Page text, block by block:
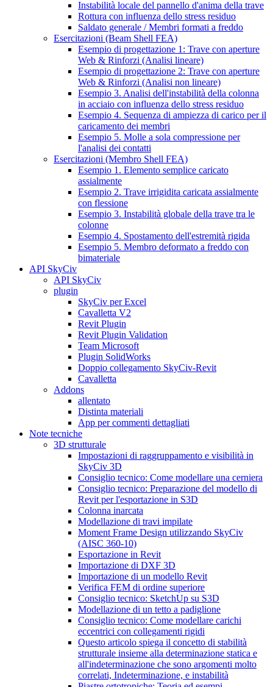
Instabilità locale del pannello d'anima della trave
Rottura con influenza dello stress residuo
Saldato generale / Membri formati a freddo
Esercitazioni (Beam Shell FEA)
Esempio di progettazione 1: Trave con aperture
Web & Rinforzi (Analisi lineare)
Esempio di progettazione 2: Trave con aperture
Web & Rinforzi (Analisi non lineare)
Esempio 3. Analisi dell'instabilità della colonna
in acciaio con influenza dello stress residuo
Esempio 4. Sequenza di ampiezza di carico per il
caricamento dei membri
Esempio 5. Molle a sola compressione per
l'analisi dei contatti
Esercitazioni (Membro Shell FEA)
Esempio 1. Elemento semplice caricato
assialmente
Esempio 2. Trave irrigidita caricata assialmente
con flessione
Esempio 3. Instabilità globale della trave tra le
colonne
Esempio 4. Spostamento dell'estremità rigida
Esempio 5. Membro deformato a freddo con
bimateriale
API SkyCiv
API SkyCiv
plugin
SkyCiv per Excel
Cavalletta V2
Revit Plugin
Revit Plugin Validation
Team Microsoft
Plugin SolidWorks
Doppio collegamento SkyCiv-Revit
Cavalletta
Addons
allentato
Distinta materiali
App per commenti dettagliati
Note tecniche
3D strutturale
Impostazioni di raggruppamento e visibilità in
SkyCiv 3D
Consiglio tecnico: Come modellare una cerniera
Consiglio tecnico: Preparazione del modello di
Revit per l'esportazione in S3D
Colonna inarcata
Modellazione di travi impilate
Moment Frame Design utilizzando SkyCiv
(AISC 360-10)
Esportazione in Revit
Importazione di DXF 3D
Importazione di un modello Revit
Verifica FEM di ordine superiore
Consiglio tecnico: SketchUp su S3D
Modellazione di un tetto a padiglione
Consiglio tecnico: Come modellare carichi
eccentrici con collegamenti rigidi
Questo articolo spiega il concetto di stabilità
strutturale insieme alla determinazione statica e
all'indeterminazione che sono argomenti molto
correlati, Indeterminazione, e instabilità